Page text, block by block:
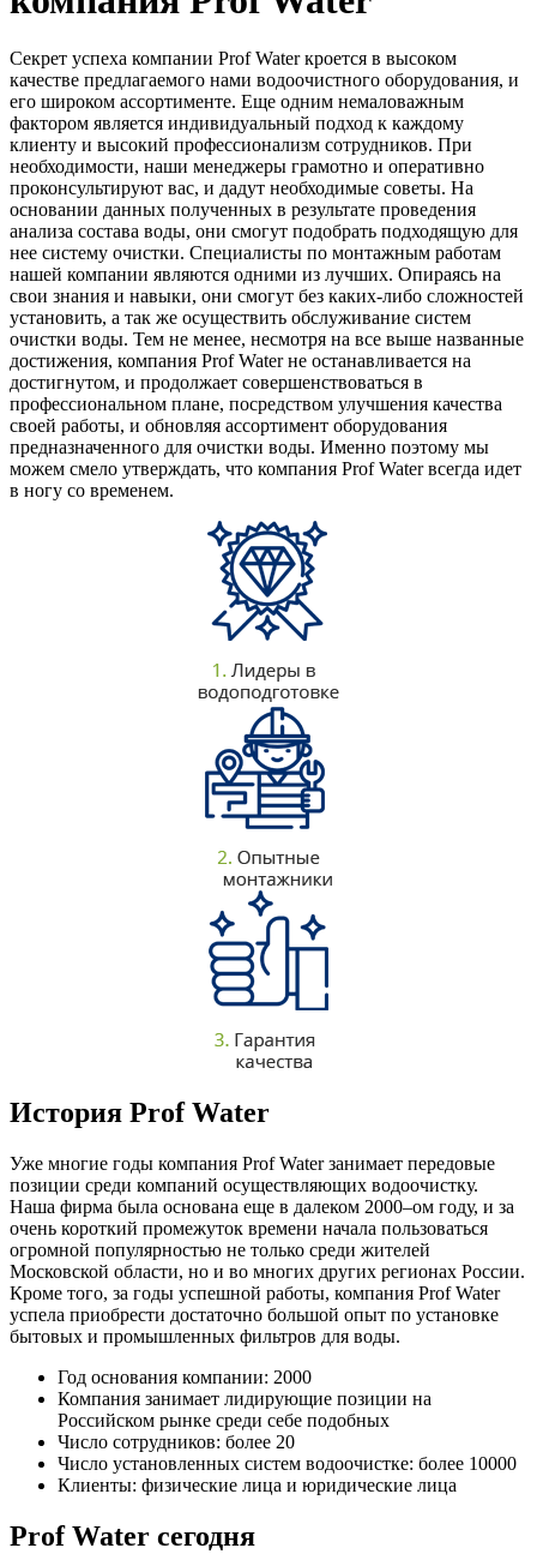
Секрет успеха компании Prof Water кроется в высоком
качестве предлагаемого нами водоочистного оборудования, и
его широком ассортименте. Еще одним немаловажным
фактором является индивидуальный подход к каждому
клиенту и высокий профессионализм сотрудников. При
необходимости, наши менеджеры грамотно и оперативно
проконсультируют вас, и дадут необходимые советы. На
основании данных полученных в результате проведения
анализа состава воды, они смогут подобрать подходящую для
нее систему очистки. Специалисты по монтажным работам
нашей компании являются одними из лучших. Опираясь на
свои знания и навыки, они смогут без каких-либо сложностей
установить, а так же осуществить обслуживание систем
очистки воды. Тем не менее, несмотря на все выше названные
достижения, компания Prof Water не останавливается на
достигнутом, и продолжает совершенствоваться в
профессиональном плане, посредством улучшения качества
своей работы, и обновляя ассортимент оборудования
предназначенного для очистки воды. Именно поэтому мы
можем смело утверждать, что компания Prof Water всегда идет
в ногу со временем.
История Prof Water
Уже многие годы компания Prof Water занимает передовые
позиции среди компаний осуществляющих водоочистку.
Наша фирма была основана еще в далеком 2000–ом году, и за
очень короткий промежуток времени начала пользоваться
огромной популярностью не только среди жителей
Московской области, но и во многих других регионах России.
Кроме того, за годы успешной работы, компания Prof Water
успела приобрести достаточно большой опыт по установке
бытовых и промышленных фильтров для воды.
Год основания компании: 2000
Компания занимает лидирующие позиции на
Российском рынке среди себе подобных
Число сотрудников: более 20
Число установленных систем водоочистке: более 10000
Клиенты: физические лица и юридические лица
Prof Water сегодня